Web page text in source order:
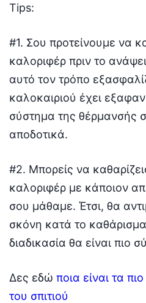
Tips:
#1. Σου προτείνουμε να
καλοριφέρ πριν το
αυτό τον τρόπο
καλοκαιριού έχει
σύστημα της θέρμανσής
αποδοτικά.
#2. Μπορείς να
καλοριφέρ με κάποιον
σου μάθαμε. Έτσι, θα
σκόνη κατά το
διαδικασία θα είναι πιο
Δες εδώ ποια είναι τα
του σπιτιού